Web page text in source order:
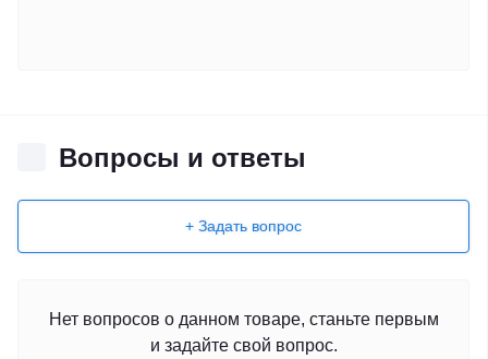
Вопросы и ответы
+ Задать вопрос
Нет вопросов о данном товаре, станьте первым
и задайте свой вопрос.